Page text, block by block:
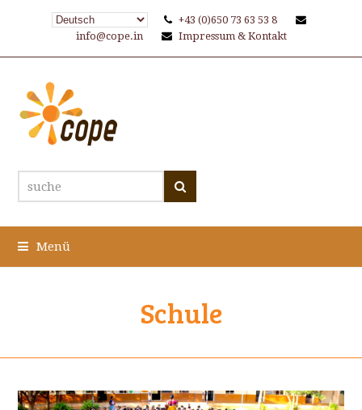
+43 (0)650 73 63 53 8
info@cope.in
Impressum & Kontakt
suche
Menü
Schule